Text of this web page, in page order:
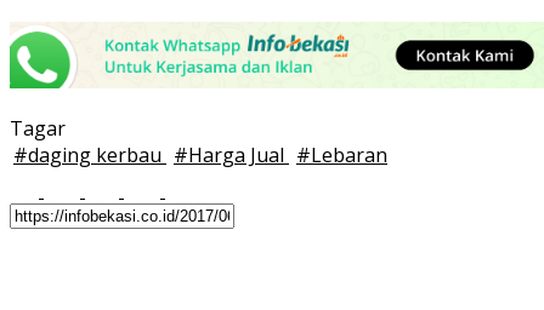
Tagar
#daging kerbau #Harga Jual #Lebaran